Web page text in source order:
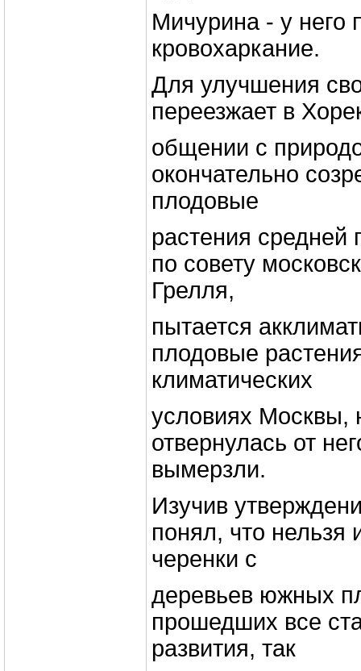
Мичурина - у него
кровохаркание.
Для улучшения
переезжает в
общении с
окончательно
плодовые
растения
по совету
Грелля,
пытается
плодовые
климатических
условиях Москвы,
отвернулась от
вымерзли.
Изучив
понял, что нельзя
черенки с
деревьев южных
прошедших все
развития, так